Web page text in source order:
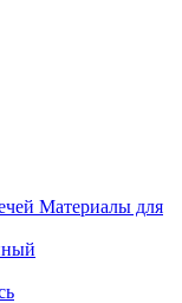
Материалы для